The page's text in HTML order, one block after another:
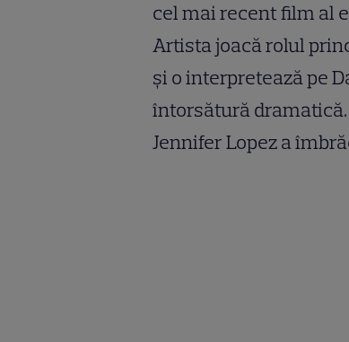
cel mai recent film al
Artista joacă rolul
și o interpretează pe
întorsătură
Jennifer Lopez a